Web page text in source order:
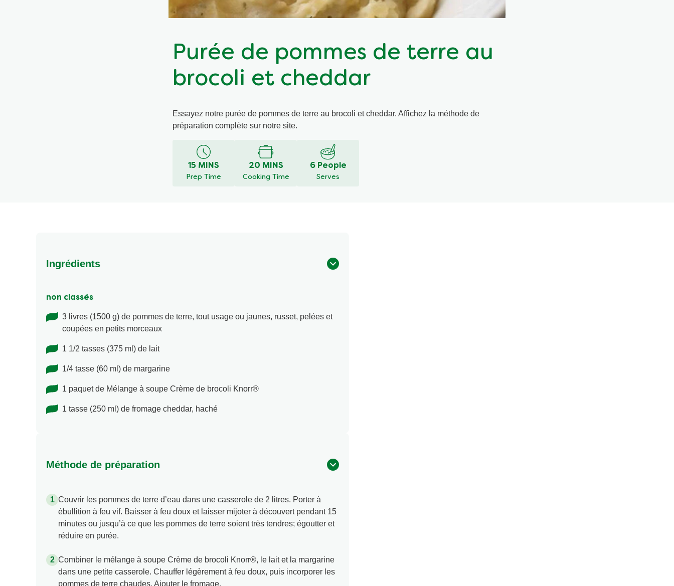
Purée de pommes de terre au
brocoli et cheddar
Essayez notre purée de pommes de terre au brocoli et cheddar. Affichez la méthode de
préparation complète sur notre site.
15 MINS
Prep Time
20 MINS
Cooking Time
6 People
Serves
Ingrédients
non classés
3 livres (1500 g) de pommes de terre, tout usage ou jaunes, russet, pelées et
coupées en petits morceaux
1 1/2 tasses (375 ml) de lait
1/4 tasse (60 ml) de margarine
1 paquet de Mélange à soupe Crème de brocoli Knorr®
1 tasse (250 ml) de fromage cheddar, haché
Méthode de préparation
Couvrir les pommes de terre d’eau dans une casserole de 2 litres. Porter à
ébullition à feu vif. Baisser à feu doux et laisser mijoter à découvert pendant 15
minutes ou jusqu’à ce que les pommes de terre soient très tendres; égoutter et
réduire en purée.
Combiner le mélange à soupe Crème de brocoli Knorr®, le lait et la margarine
dans une petite casserole. Chauffer légèrement à feu doux, puis incorporer les
pommes de terre chaudes. Ajouter le fromage.